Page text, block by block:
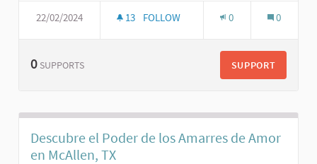
22/02/2024 13 FOLLOW 0 0
0 SUPPORTS SUPPORT
Descubre el Poder de los Amarres de Amor
en McAllen, TX